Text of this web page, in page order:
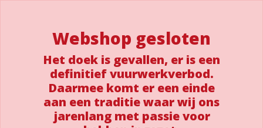
Webshop gesloten
Het doek is gevallen, er is een
definitief vuurwerkverbod.
Daarmee komt er een einde
aan een traditie waar wij ons
jarenlang met passie voor